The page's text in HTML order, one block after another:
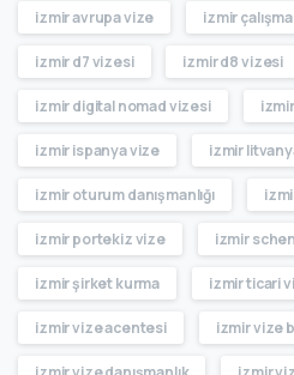
izmir avrupa vize izmir
izmir d7 vizesi izmir d8 vizesi
izmir digital nomad vizesi
izmir ispanya vize izmir
izmir oturum danışmanlığı
izmir portekiz vize izmir
izmir şirket kurma izmir ticari
izmir vize acentesi izmir vize